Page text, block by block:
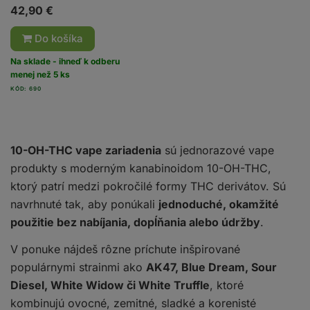
KÓD: 690
42,90 €
Do košíka
Na sklade - ihneď k odberu
menej než 5 ks
10-OH-THC vape zariadenia sú jednorazové vape
produkty s moderným kanabinoidom 10-OH-THC,
ktorý patrí medzi pokročilé formy THC derivátov. Sú
navrhnuté tak, aby ponúkali jednoduché, okamžité
použitie bez nabíjania, dopĺňania alebo údržby.
V ponuke nájdeš rôzne príchute inšpirované
populárnymi strainmi ako AK47, Blue Dream, Sour
Diesel, White Widow či White Truffle, ktoré
kombinujú ovocné, zemitné, sladké a korenisté